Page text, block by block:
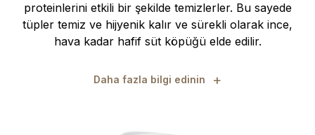
proteinlerini etkili bir şekilde temizlerler. Bu sayede
tüpler temiz ve hijyenik kalır ve sürekli olarak ince,
hava kadar hafif süt köpüğü elde edilir.
Daha fazla bilgi edinin +